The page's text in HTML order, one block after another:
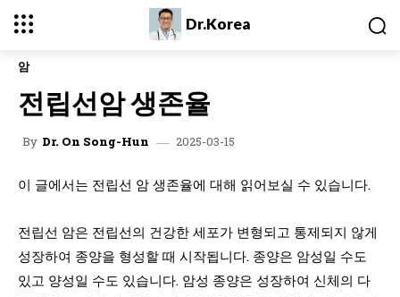
Dr.Korea
암
전립선암 생존율
By Dr. On Song-Hun 2025-03-15
이 글에서는 전립선 암 생존율에 대해 읽어보실 수 있습니다.
전립선 암은 전립선의 건강한 세포가 변형되고 통제되지 않게
성장하여 종양을 형성할 때 시작됩니다. 종양은 암성일 수도
있고 양성일 수도 있습니다. 암성 종양은 성장하여 신체의 다